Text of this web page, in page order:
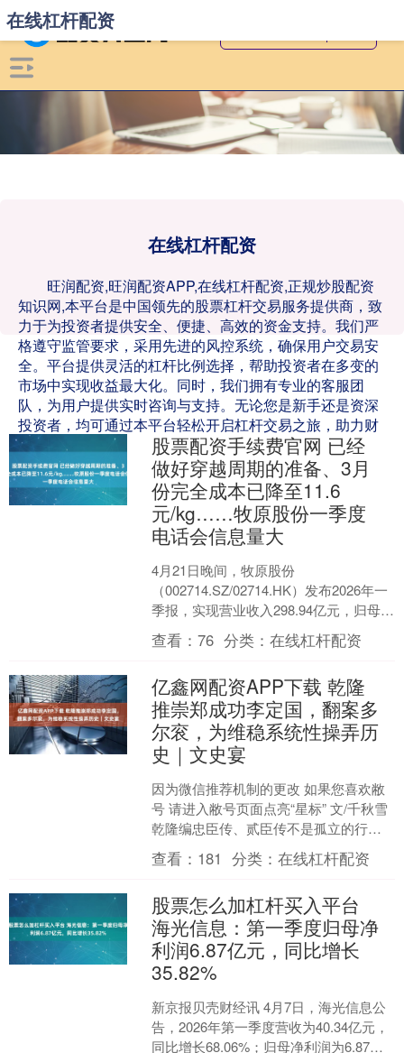
在线杠杆配资
旺润配资,旺润配资APP,在线杠杆配资,正规炒股配资
知识网,本平台是中国领先的股票杠杆交易服务提供商，致
力于为投资者提供安全、便捷、高效的资金支持。我们严
格遵守监管要求，采用先进的风控系统，确保用户交易安
全。平台提供灵活的杠杆比例选择，帮助投资者在多变的
市场中实现收益最大化。同时，我们拥有专业的客服团
队，为用户提供实时咨询与支持。无论您是新手还是资深
投资者，均可通过本平台轻松开启杠杆交易之旅，助力财
富增值。
在线杠杆配资
股票配资手续费官网 已经
做好穿越周期的准备、3月
份完全成本已降至11.6
元/kg……牧原股份一季度
电话会信息量大
4月21日晚间，牧原股份
（002714.SZ/02714.HK）发布2026年一
季报，实现营业收入298.94亿元，归母净
利润为-12.15亿元，自2024年后....
查看：76 分类：在线杠杆配资
亿鑫网配资APP下载 乾隆
推崇郑成功李定国，翻案多
尔衮，为维稳系统性操弄历
史｜文史宴
因为微信推荐机制的更改 如果您喜欢敝
号 请进入敝号页面点亮“星标” 文/千秋雪
乾隆编忠臣传、贰臣传不是孤立的行
为，应该与他对父祖辈的满洲政敌大规
模翻案结合起来....
查看： 181 分类：在线杠杆配资
股票怎么加杠杆买入平台
海光信息：第一季度归母净
利润6.87亿元，同比增长
35.82%
新京报贝壳财经讯 4月7日，海光信息公
告，2026年第一季度营收为40.34亿元，
同比增长68.06%；归母净利润为6.87亿